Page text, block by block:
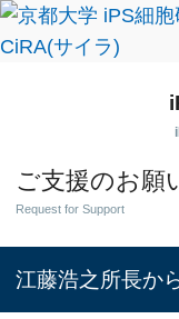
ご支援のお
Request for Support
江藤浩之所長か